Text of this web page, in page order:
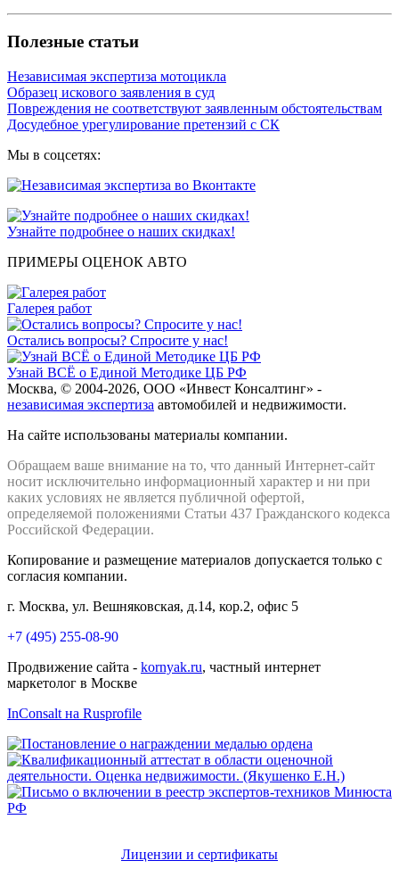
Полезные статьи
Независимая экспертиза мотоцикла
Образец искового заявления в суд
Повреждения не соответствуют заявленным обстоятельствам
Досудебное урегулирование претензий с СК
Мы в соцсетях:
Узнайте подробнее о наших скидках!
ПРИМЕРЫ ОЦЕНОК АВТО
Галерея работ
Остались вопросы? Спросите у нас!
Узнай ВСЁ о Единой Методике ЦБ РФ
Москва, © 2004-2026, ООО «Инвест Консалтинг» -
независимая экспертиза автомобилей и недвижимости.
На сайте использованы материалы компании.
Обращаем ваше внимание на то, что данный Интернет-сайт
носит исключительно информационный характер и ни при
каких условиях не является публичной офертой,
определяемой положениями Статьи 437 Гражданского кодекса
Российской Федерации.
Копирование и размещение материалов допускается только с
согласия компании.
г. Москва, ул. Вешняковская, д.14, кор.2, офис 5
+7 (495) 255-08-90
Продвижение сайта - kornyak.ru, частный интернет
маркетолог в Москве
InConsalt на Rusprofile
Лицензии и сертификаты